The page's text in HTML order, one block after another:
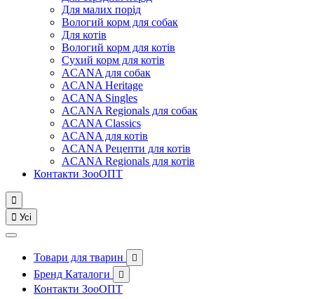
Для малих порід
Вологий корм для собак
Для котів
Вологий корм для котів
Сухий корм для котів
ACANA для собак
ACANA Heritage
ACANA Singles
ACANA Regionals для собак
ACANA Classics
ACANA для котів
ACANA Рецепти для котів
ACANA Regionals для котів
Контакти ЗооОПТ

 Усі
Товари для тварин 
Бренд Каталоги 
Контакти ЗооОПТ